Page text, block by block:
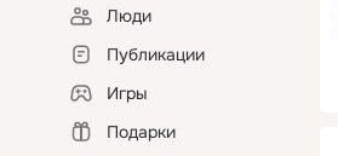
Люди
Публикации
Игры
Подарки